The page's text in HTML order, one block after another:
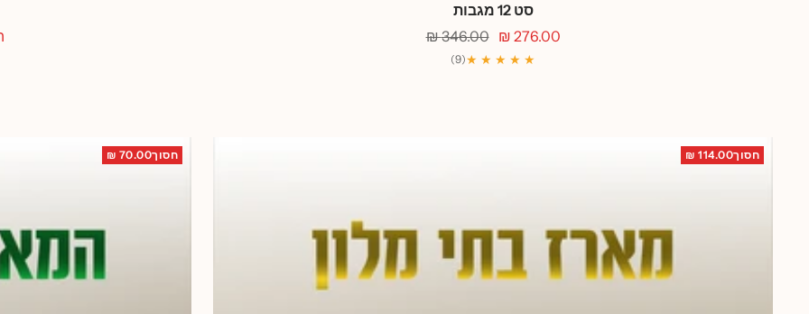
סט 12 מגבות
מחיר
מבצע
276.00 ₪
מחיר
רגיל
346.00 ₪
★ ★ ★ ★ ★
(9)
חסוך114.00 ₪ חסוך70.00 ₪